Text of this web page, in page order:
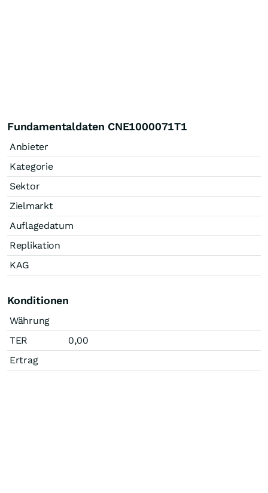
Fundamentaldaten CNE1000071T1
Anbieter
Kategorie
Sektor
Zielmarkt
Auflagedatum
Replikation
KAG
Konditionen
Währung
TER
0,00
Ertrag